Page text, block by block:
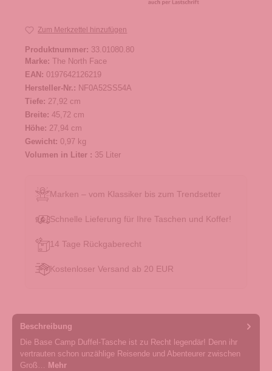
Zum Merkzettel hinzufügen
Produktnummer: 33.01080.80
Marke: The North Face
EAN: 0197642126219
Hersteller-Nr.: NF0A52SS54A
Tiefe: 27,92 cm
Breite: 45,72 cm
Höhe: 27,94 cm
Gewicht: 0,97 kg
Volumen in Liter : 35 Liter
Marken – vom Klassiker bis zum Trendsetter
Schnelle Lieferung für Ihre Taschen und Koffer!
14 Tage Rückgaberecht
Kostenloser Versand ab 20 EUR
Beschreibung
Die Base Camp Duffel-Tasche ist zu Recht legendär! Denn ihr
vertrauten schon unzählige Reisende und Abenteurer zwischen
Groß… Mehr